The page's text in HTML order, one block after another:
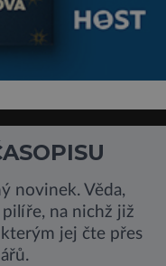
novinek. Věda,
na nichž již
jej čte přes